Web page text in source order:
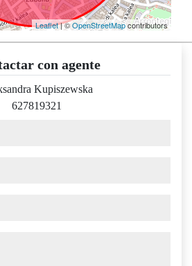
Leaflet| ©OpenStreetMapcontributors
con agente
Kupiszewska
627819321